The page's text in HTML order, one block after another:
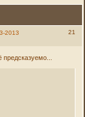
21
2013
предсказуемо...